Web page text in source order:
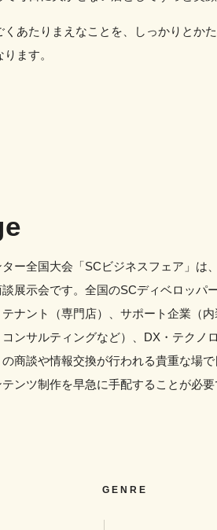
くあたりまえなことを、しっかりとか
ります。
ー全国大会「SCビジネスフェア」は
展示会です。全国のSCディベロッパ
ナント（専門店）、サポート企業（
ンサルティングなど）、DX・テクノ
商談や情報交換が行われる貴重な場
ンツ制作を早急に手配することが必要
GENRE